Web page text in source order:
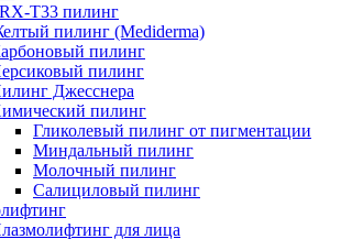
T33 пилинг
пилинг (Mediderma)
пилинг
пилинг
Джесснера
пилинг
Гликолевый пилинг от пигментации
Миндальный пилинг
Молочный пилинг
Салициловый пилинг
для лица